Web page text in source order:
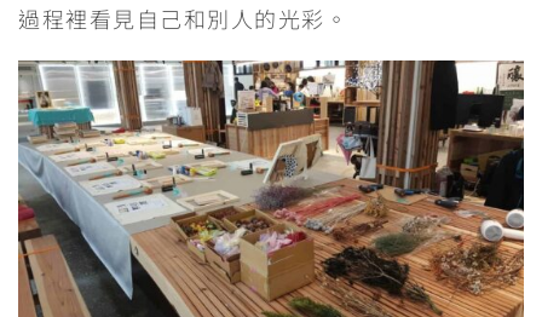
過程裡看見自己和別人的光彩。